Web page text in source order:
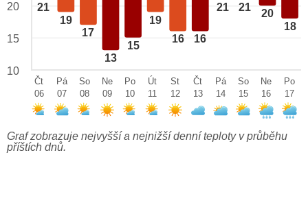
21
19
17
13
15
19
16 16
21 21
20
18
20
15
10
Čt
06
Pá
07
So
08
Ne
09
Po
10
Út
11
St
12
Čt
13
Pá
14
So
15
Ne
16
Po
17
Graf zobrazuje nejvyšší a nejnižší denní teploty v průběhu
příštích dnů.